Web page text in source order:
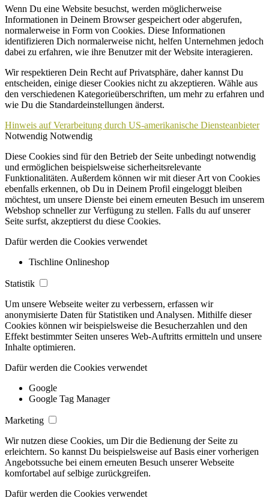
Wenn Du eine Website besuchst, werden möglicherweise
Informationen in Deinem Browser gespeichert oder abgerufen,
normalerweise in Form von Cookies. Diese Informationen
identifizieren Dich normalerweise nicht, helfen Unternehmen jedoch
dabei zu erfahren, wie ihre Benutzer mit der Website interagieren.
Wir respektieren Dein Recht auf Privatsphäre, daher kannst Du
entscheiden, einige dieser Cookies nicht zu akzeptieren. Wähle aus
den verschiedenen Kategorieüberschriften, um mehr zu erfahren und
wie Du die Standardeinstellungen änderst.
Hinweis auf Verarbeitung durch US-amerikanische Diensteanbieter
Notwendig Notwendig
Diese Cookies sind für den Betrieb der Seite unbedingt notwendig
und ermöglichen beispielsweise sicherheitsrelevante
Funktionalitäten. Außerdem können wir mit dieser Art von Cookies
ebenfalls erkennen, ob Du in Deinem Profil eingeloggt bleiben
möchtest, um unsere Dienste bei einem erneuten Besuch im unserem
Webshop schneller zur Verfügung zu stellen. Falls du auf unserer
Seite surfst, akzeptierst du diese Cookies.
Dafür werden die Cookies verwendet
Tischline Onlineshop
Statistik
Um unsere Webseite weiter zu verbessern, erfassen wir
anonymisierte Daten für Statistiken und Analysen. Mithilfe dieser
Cookies können wir beispielsweise die Besucherzahlen und den
Effekt bestimmter Seiten unseres Web-Auftritts ermitteln und unsere
Inhalte optimieren.
Dafür werden die Cookies verwendet
Google
Google Tag Manager
Marketing
Wir nutzen diese Cookies, um Dir die Bedienung der Seite zu
erleichtern. So kannst Du beispielsweise auf Basis einer vorherigen
Angebotssuche bei einem erneuten Besuch unserer Webseite
komfortabel auf selbige zurückgreifen.
Dafür werden die Cookies verwendet